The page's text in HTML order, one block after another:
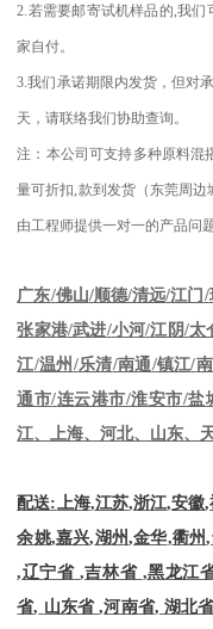
2.若需要邮寄试机样品的,我们
家自付。
3.我们承诺期限内发货，但对
天，请联络我们协助查询。
注：本公司可支持多种原料混
量可折扣,款到发货（东莞周边
由工程师提供一对一的产品问
广东/佛山/顺德/清远/江门 /
张家港/武进/小河/江阴/太
江/温州/乐清/南通/镇江/
通市/连云港市/淮安市/盐
江、上海、河北、山东、
配送: 上海,江苏,浙江,安徽,
余姚,嘉兴,湖州,金华,衢州,
,辽宁省 ,吉林省 ,黑龙江
省, 山东省 ,河南省, 湖北